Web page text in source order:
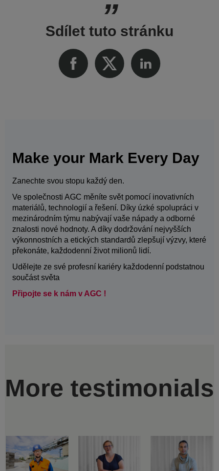
Sdílet tuto stránku
Make your Mark Every Day
Zanechte svou stopu každý den.
Ve společnosti AGC měníte svět pomocí inovativních
materiálů, technologií a řešení. Díky úzké spolupráci v
mezinárodním týmu nabývají vaše nápady a odborné
znalosti nové hodnoty. A díky dodržování nejvyšších
výkonnostních a etických standardů zlepšují výzvy, které
překonáte, každodenní život milionů lidí.
Udělejte ze své profesní kariéry každodenní podstatnou
součást světa
Připojte se k nám v AGC !
More testimonials